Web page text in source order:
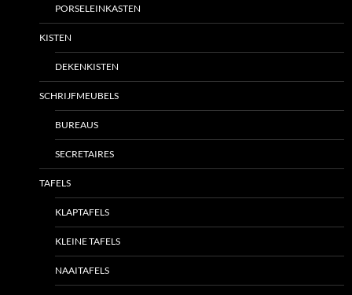
PORSELEINKASTEN
KISTEN
DEKENKISTEN
SCHRIJFMEUBELS
BUREAUS
SECRETAIRES
TAFELS
KLAPTAFELS
KLEINE TAFELS
NAAITAFELS